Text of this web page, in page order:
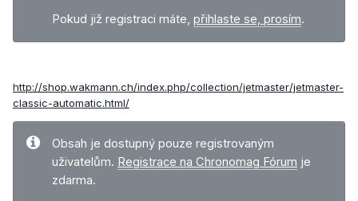
Pokud již registraci máte, přihlaste se, prosím.
http://shop.wakmann.ch/index.php/collection/jetmaster/jetmaster-
classic-automatic.html/
Obsah je dostupný pouze registrovaným
uživatelům. Registrace na Chronomag Fórum je
zdarma.